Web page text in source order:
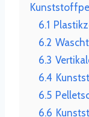
6.1
6.2
6.3
6.4
6.5
6.6